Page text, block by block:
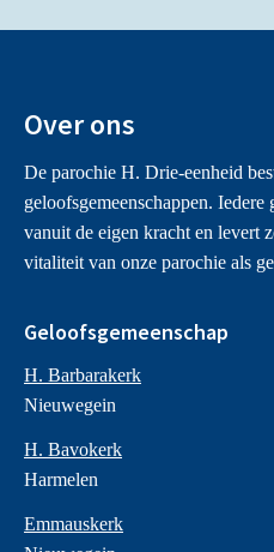
Over ons
De parochie H. Drie-eenheid
geloofsgemeenschappen.
vanuit de eigen kracht en levert
vitaliteit van onze parochie als
Geloofsgemeenschap
H. Barbarakerk
Nieuwegein
H. Bavokerk
Harmelen
Emmauskerk